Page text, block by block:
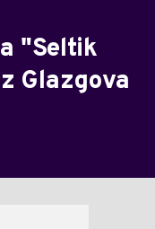
"Seltik
Glazgova